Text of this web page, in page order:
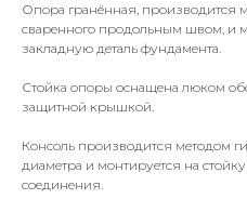
Опора гранённая, производится
сваренного продольным швом, и
закладную деталь фундамента.
Стойка опоры оснащена люком
защитной крышкой.
Консоль производится методом
диаметра и монтируется на
соединения.